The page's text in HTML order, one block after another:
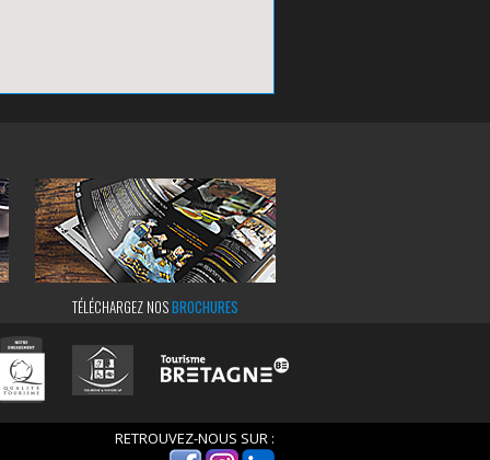
TÉLÉCHARGEZ NOSBROCHURES
RETROUVEZ-NOUS SUR :